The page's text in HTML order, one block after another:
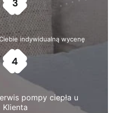
indywidualną wycenę
pompy ciepła u
Klienta